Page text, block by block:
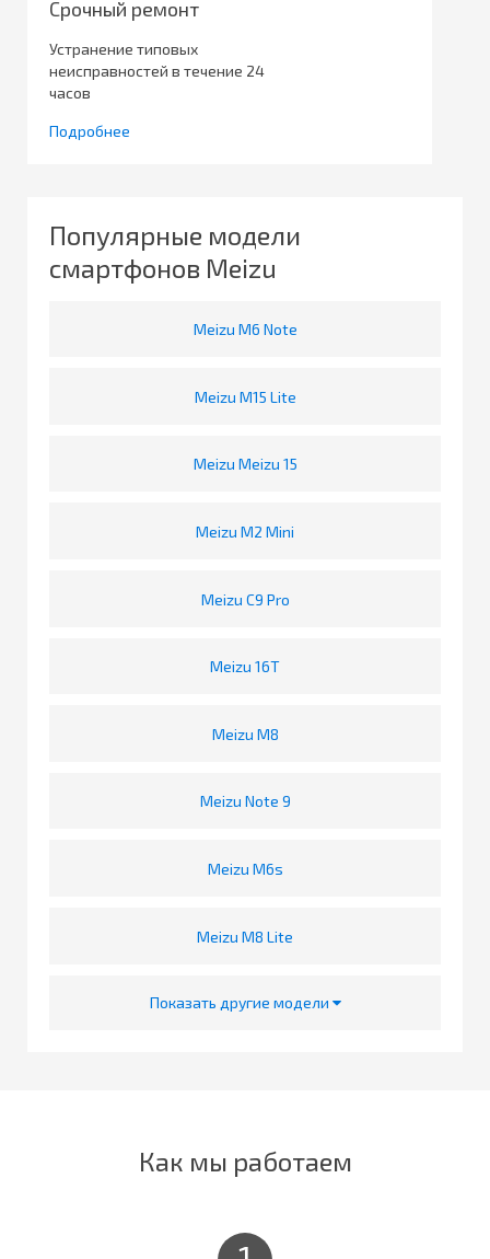
Срочный ремонт
Устранение типовых
неисправностей в течение 24
часов
Подробнее
Популярные модели
смартфонов Meizu
Meizu M6 Note
Meizu M15 Lite
Meizu Meizu 15
Meizu M2 Mini
Meizu C9 Pro
Meizu 16T
Meizu M8
Meizu Note 9
Meizu M6s
Meizu M8 Lite
Показать другие модели
Как мы работаем